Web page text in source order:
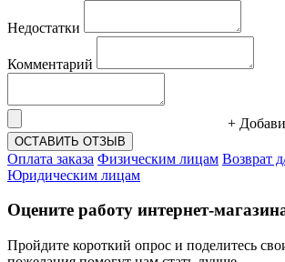
Недостатки
Комментарий
+
ОСТАВИТЬ ОТЗЫВ
Оплата заказа Физическим лицам Возврат
Юридическим лицам
Оцените работу интернет-
Пройдите короткий опрос и поделитесь